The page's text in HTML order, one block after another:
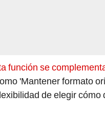
función se
'Mantener formato
de elegir